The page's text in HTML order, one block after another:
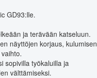
GD93:lle.
ja terävään katseluun.
näyttöjen korjaus, kulumisen
sopivilla työkaluilla ja
välttämiseksi.